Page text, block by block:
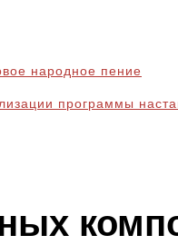
народное пение
программы